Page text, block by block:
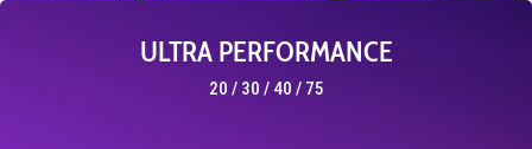
ULTRA PERFORMANCE
20 / 30 / 40 / 75
· Tecnología Nano-cerámica.